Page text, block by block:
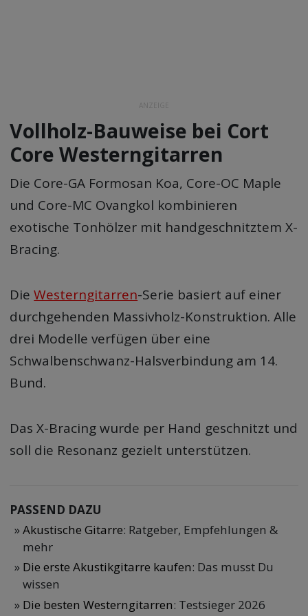
ANZEIGE
Vollholz-Bauweise bei Cort
Core Westerngitarren
Die Core-GA Formosan Koa, Core-OC Maple
und Core-MC Ovangkol kombinieren
exotische Tonhölzer mit handgeschnitztem X-
Bracing.
DieWesterngitarren-Serie basiert auf einer
durchgehenden Massivholz-Konstruktion. Alle
drei Modelle verfügen über eine
Schwalbenschwanz-Halsverbindung am 14.
Bund.
Das X-Bracing wurde per Hand geschnitzt und
soll die Resonanz gezielt unterstützen.
PASSEND DAZU
Akustische Gitarre: Ratgeber, Empfehlungen &
mehr
Die erste Akustikgitarre kaufen: Das musst Du
wissen
Die besten Westerngitarren: Testsieger 2026